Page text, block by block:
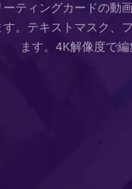
ーティングカードの動
す。テキストマスク、
ます。4K解像度で